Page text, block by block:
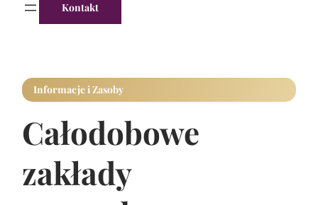
Kontakt
Informacje i Zasoby
Całodobowe
zakłady